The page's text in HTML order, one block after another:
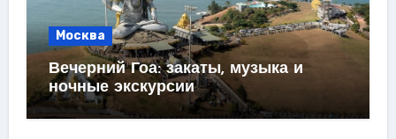
Москва
Вечерний Гоа: закаты, музыка и
ночные экскурсии